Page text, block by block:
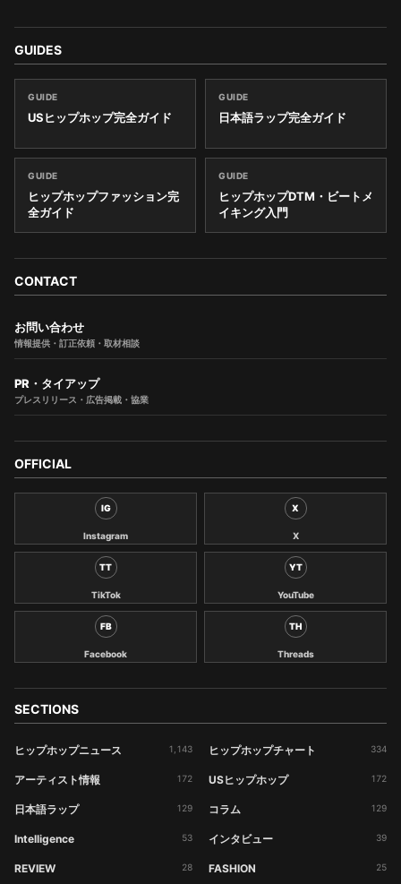
GUIDES
GUIDE
USヒップホップ完全ガイド
GUIDE
日本語ラップ完全ガイド
GUIDE
ヒップホップファッション完
全ガイド
GUIDE
ヒップホップDTM・ビートメ
イキング入門
CONTACT
お問い合わせ
情報提供・訂正依頼・取材相談
PR・タイアップ
プレスリリース・広告掲載・協業
OFFICIAL
IG
Instagram
X
X
TT
TikTok
YT
YouTube
FB
Facebook
TH
Threads
SECTIONS
ヒップホップニュース 1,143 ヒップホップチャート 334
アーティスト情報 172 USヒップホップ 172
日本語ラップ 129 コラム 129
Intelligence 53 インタビュー 39
REVIEW 28 FASHION 25